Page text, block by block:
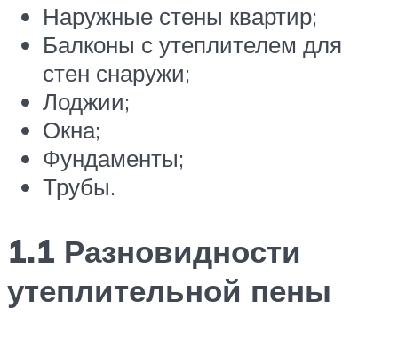
Наружные стены квартир;
Балконы с утеплителем для
стен снаружи;
Лоджии;
Окна;
Фундаменты;
Трубы.
1.1 Разновидности
утеплительной пены